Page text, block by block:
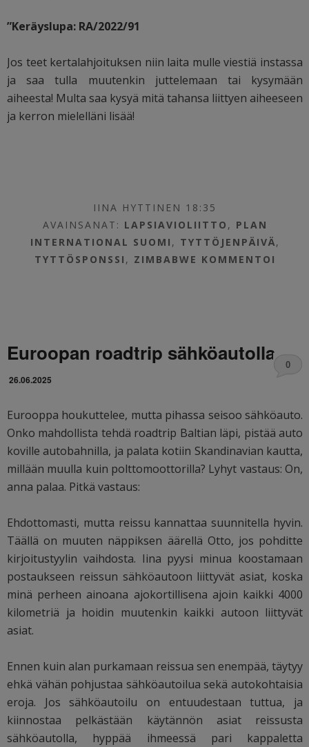
”Keräyslupa: RA/2022/91
Jos teet kertalahjoituksen niin laita mulle viestiä instassa
ja saa tulla muutenkin juttelemaan tai kysymään
aiheesta! Multa saa kysyä mitä tahansa liittyen aiheeseen
ja kerron mielelläni lisää!
IINA HYTTINEN 18:35
AVAINSANAT: LAPSIAVIOLIITTO , PLAN
INTERNATIONAL SUOMI , TYTTÖJENPÄIVÄ,
TYTTÖSPONSSI , ZIMBABWE KOMMENTOI
Euroopan roadtrip sähköautolla
26.06.2025
0
Eurooppa houkuttelee, mutta pihassa seisoo sähköauto.
Onko mahdollista tehdä roadtrip Baltian läpi, pistää auto
koville autobahnilla, ja palata kotiin Skandinavian kautta,
millään muulla kuin polttomoottorilla? Lyhyt vastaus: On,
anna palaa. Pitkä vastaus:
Ehdottomasti, mutta reissu kannattaa suunnitella hyvin.
Täällä on muuten näppiksen äärellä Otto, jos pohditte
kirjoitustyylin vaihdosta. Iina pyysi minua koostamaan
postaukseen reissun sähköautoon liittyvät asiat, koska
minä perheen ainoana ajokortillisena ajoin kaikki 4000
kilometriä ja hoidin muutenkin kaikki autoon liittyvät
asiat.
Ennen kuin alan purkamaan reissua sen enempää, täytyy
ehkä vähän pohjustaa sähköautoilua sekä autokohtaisia
eroja. Jos sähköautoilu on entuudestaan tuttua, ja
kiinnostaa pelkästään käytännön asiat reissusta
sähköautolla, hyppää ihmeessä pari kappaletta